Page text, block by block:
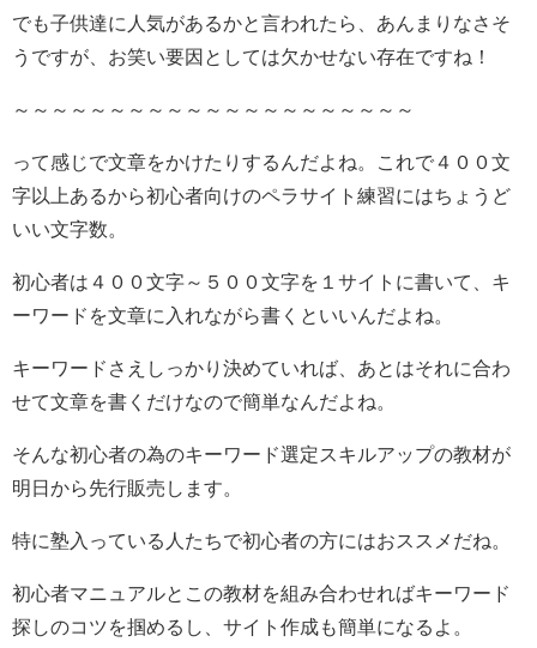
でも子供達に人気があるかと言われたら、あんまりなさそ
うですが、お笑い要因としては欠かせない存在ですね！
～～～～～～～～～～～～～～～～～～～～～
って感じで文章をかけたりするんだよね。これで４００文
字以上あるから初心者向けのペラサイト練習にはちょうど
いい文字数。
初心者は４００文字～５００文字を１サイトに書いて、キ
ーワードを文章に入れながら書くといいんだよね。
キーワードさえしっかり決めていれば、あとはそれに合わ
せて文章を書くだけなので簡単なんだよね。
そんな初心者の為のキーワード選定スキルアップの教材が
明日から先行販売します。
特に塾入っている人たちで初心者の方にはおススメだね。
初心者マニュアルとこの教材を組み合わせればキーワード
探しのコツを掴めるし、サイト作成も簡単になるよ。